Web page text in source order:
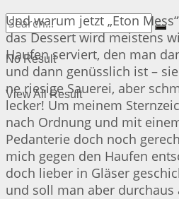
No Result
View All Result
Und warum jetzt „Eton
das Dessert wird meistens
Haufen serviert, den man
und dann genüsslich ist –
ne riesige Sauerei, aber
lecker! Um meinem
nach Ordnung und mit
Pedanterie doch noch
mich gegen den Haufen
doch lieber in Gläser
und soll man aber durchaus